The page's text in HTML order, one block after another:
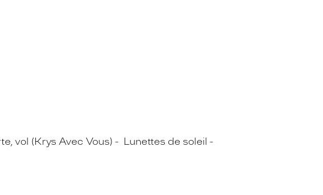
vol (Krys Avec Vous)
Lunettes de soleil